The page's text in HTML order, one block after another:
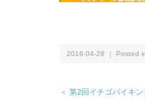
2016-04-28 ｜ Posted
＜ 第2回イチゴバイキ